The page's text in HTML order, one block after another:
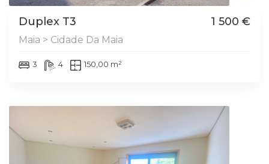
Duplex T3 1 500 €
Maia > Cidade Da Maia
3 4 150,00 m²